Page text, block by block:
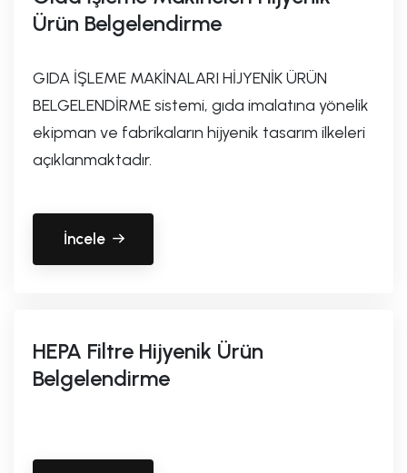
Ürün Belgelendirme
GIDA İŞLEME MAKİNALARI HİJYENİK ÜRÜN
BELGELENDİRME sistemi, gıda imalatına yönelik
ekipman ve fabrikaların hijyenik tasarım ilkeleri
açıklanmaktadır.
İncele
HEPA Filtre Hijyenik Ürün
Belgelendirme